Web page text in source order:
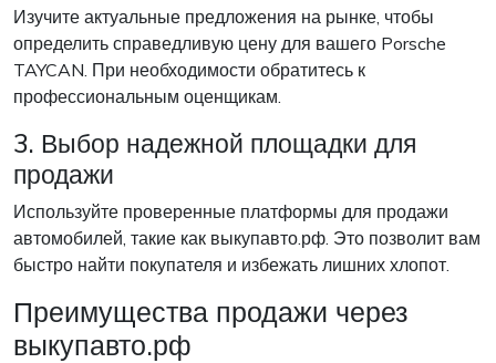
Изучите актуальные предложения на рынке, чтобы
определить справедливую цену для вашего Porsche
TAYCAN. При необходимости обратитесь к
профессиональным оценщикам.
3. Выбор надежной площадки для
продажи
Используйте проверенные платформы для продажи
автомобилей, такие как выкупавто.рф. Это позволит вам
быстро найти покупателя и избежать лишних хлопот.
Преимущества продажи через
выкупавто.рф